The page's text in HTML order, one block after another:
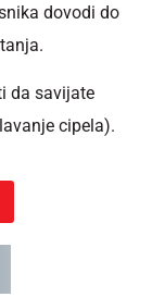
dovodi do
da savijate
cipela).